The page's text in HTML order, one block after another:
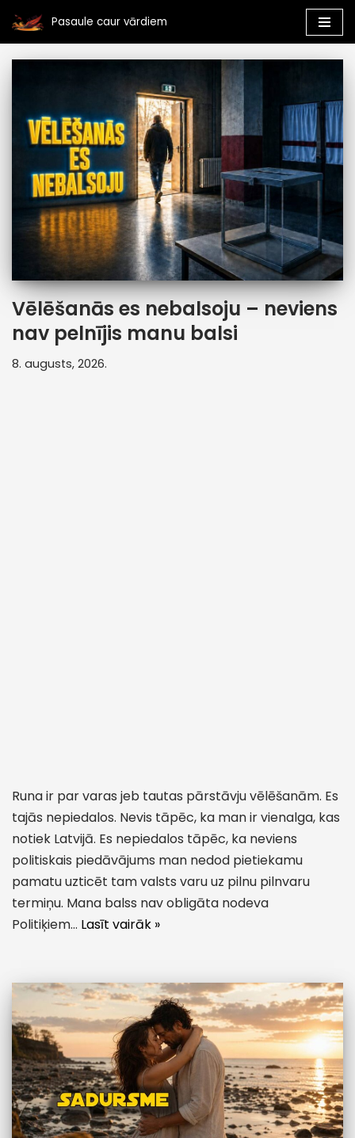
Skip
to
Pasaule caur vārdiem
Vēlēšanās es nebalsoju – neviens
nav pelnījis manu balsi
8. augusts, 2026.
Runa ir par varas jeb tautas pārstāvju vēlēšanām. Es
tajās nepiedalos. Nevis tāpēc, ka man ir vienalga, kas
notiek Latvijā. Es nepiedalos tāpēc, ka neviens
politiskais piedāvājums man nedod pietiekamu
pamatu uzticēt tam valsts varu uz pilnu pilnvaru
termiņu. Mana balss nav obligāta nodeva
Politiķiem… Lasīt vairāk »